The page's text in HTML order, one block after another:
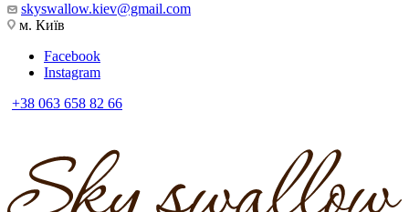
skyswallow.kiev@gmail.com
м. Київ
Facebook
Instagram
+38 063 658 82 66